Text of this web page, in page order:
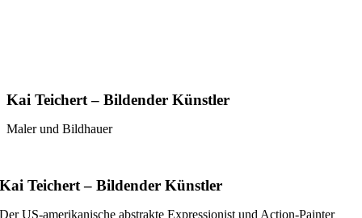
Kai Teichert – Bildender Künstler
Maler und Bildhauer
Kai Teichert – Bildender Künstler
Der US-amerikanische abstrakte Expressionist und Action-Painter